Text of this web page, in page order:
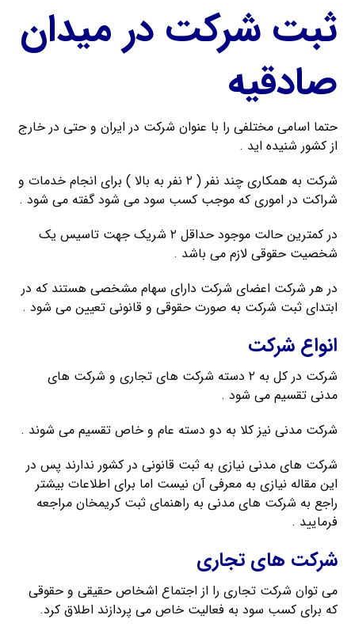
ثبت شرکت در میدان
صادقیه
حتما اسامی مختلفی را با عنوان شرکت در ایران و حتی در خارج
از کشور شنیده اید .
شرکت به همکاری چند نفر ( ۲ نفر به بالا ) برای انجام خدمات و
شراکت در اموری که موجب کسب سود می شود گفته می شود .
در کمترین حالت موجود حداقل ۲ شریک جهت تاسیس یک
شخصیت حقوقی لازم می باشد .
در هر شرکت اعضای شرکت دارای سهام مشخصی هستند که در
ابتدای ثبت شرکت به صورت حقوقی و قانونی تعیین می شود .
انواع شرکت
شرکت در کل به ۲ دسته شرکت های تجاری و شرکت های
مدنی تقسیم می شود .
شرکت مدنی نیز کلا به دو دسته عام و خاص تقسیم می شوند .
شرکت های مدنی نیازی به ثبت قانونی در کشور ندارند پس در
این مقاله نیازی به معرفی آن نیست اما برای اطلاعات بیشتر
راجع به شرکت های مدنی به راهنمای ثبت کریمخان مراجعه
فرمایید .
شرکت های تجاری
می توان شرکت تجاری را از اجتماع اشخاص حقیقی و حقوقی
که برای کسب سود به فعالیت خاص می پردازند اطلاق کرد.